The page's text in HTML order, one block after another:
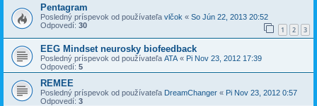
Pentagram
Posledný príspevok od používateľa vlčok « So Jún 22, 2013 20:52
Odpovedí: 30 1 2 3
EEG Mindset neurosky biofeedback
Posledný príspevok od používateľa ATA « Pi Nov 23, 2012 17:39
Odpovedí: 5
REMEE
Posledný príspevok od používateľa DreamChanger « Pi Nov 23, 2012 0:57
Odpovedí: 3